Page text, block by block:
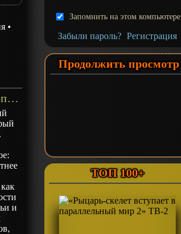
•
«За гранью времени 2» ТВ-2 - описание
и
Запомнить на этом компьютере
Забыли пароль? Регистрация
Продолжить просмотр
ТОП 100+